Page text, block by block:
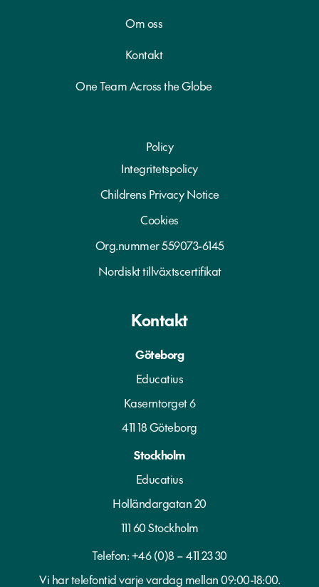
Om oss
Kontakt
One Team Across the Globe
Policy
Integritetspolicy
Childrens Privacy Notice
Cookies
Org.nummer 559073-6145
Nordiskt tillväxtscertifikat
Kontakt
Göteborg
Educatius
Kaserntorget 6
411 18 Göteborg
Stockholm
Educatius
Holländargatan 20
111 60 Stockholm
Telefon:+46 (0)8 – 411 23 30
Vi har telefontid varje vardag mellan 09:00-18:00.